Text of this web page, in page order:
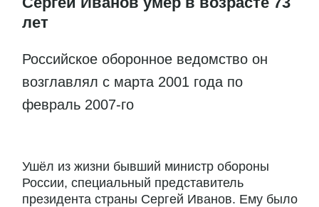
лет
Российское оборонное ведомство он
возглавлял с марта 2001 года по
февраль 2007-го
Ушёл из жизни бывший министр обороны
России, специальный представитель
президента страны Сергей Иванов. Ему было